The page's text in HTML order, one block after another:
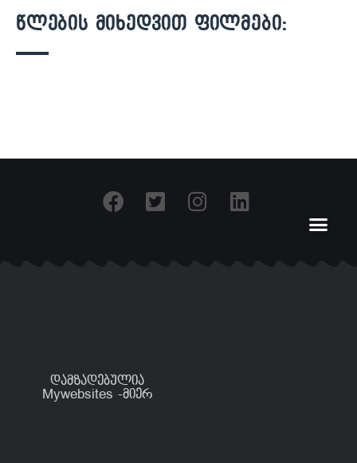
წლების მიხედვით ფილმები:
დამზადებულია
Mywebsites -მიერ